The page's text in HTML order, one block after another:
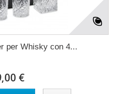
per Whisky con 4...
€